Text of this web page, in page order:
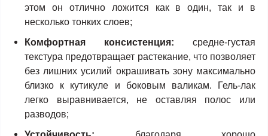
этом он отлично ложится как в один, так и в
несколько тонких слоев;
Комфортная консистенция: средне-густая
текстура предотвращает растекание, что позволяет
без лишних усилий окрашивать зону максимально
близко к кутикуле и боковым валикам. Гель-лак
легко выравнивается, не оставляя полос или
разводов;